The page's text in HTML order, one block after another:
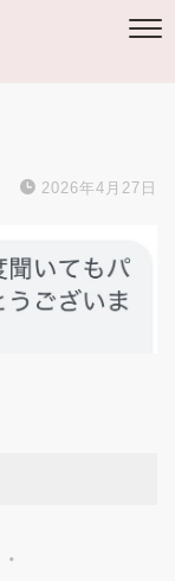
2026年4月27日